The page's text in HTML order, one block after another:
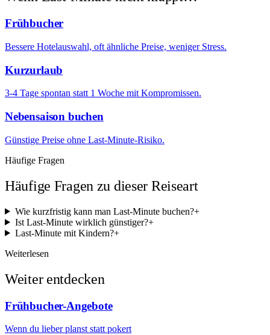
Frühbucher
Bessere Hotelauswahl, oft ähnliche Preise, weniger Stress.
Kurzurlaub
3-4 Tage spontan statt 1 Woche mit Kompromissen.
Nebensaison buchen
Günstige Preise ohne Last-Minute-Risiko.
Häufige Fragen
Häufige Fragen zu dieser Reiseart
Wie kurzfristig kann man Last-Minute buchen?+
Ist Last-Minute wirklich günstiger?+
Last-Minute mit Kindern?+
Weiterlesen
Weiter entdecken
Frühbucher-Angebote
Wenn du lieber planst statt pokert